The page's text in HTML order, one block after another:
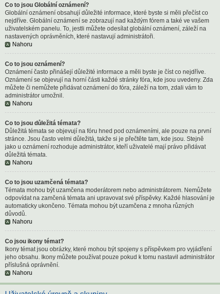
Co to jsou Globální oznámení?
Globální oznámení obsahují důležité informace, které byste si měli přečíst co
nejdříve. Globální oznámení se zobrazují nad každým fórem a také ve vašem
uživatelském panelu. To, jestli můžete odesílat globální oznámení, záleží na
nastavených oprávněních, které nastavují administrátoři.
Nahoru
Co to jsou oznámení?
Oznámení často přinášejí důležité informace a měli byste je číst co nejdříve.
Oznámení se objevují na horní části každé stránky fóra, kde jsou uvedeny. Zda
můžete či nemůžete přidávat oznámení do fóra, záleží na tom, zdali vám to
administrátor umožnil.
Nahoru
Co to jsou důležitá témata?
Důležitá témata se objevují na fóru hned pod oznámeními, ale pouze na první
stránce. Jsou často velmi důležitá, takže si je přečtěte tam, kde jsou. Stejně
jako u oznámení rozhoduje administrátor, kteří uživatelé mají právo přidávat
důležitá témata.
Nahoru
Co to jsou uzamčená témata?
Témata mohou být uzamčena moderátorem nebo administrátorem. Nemůžete
odpovídat na zamčená témata ani upravovat své příspěvky. Každé hlasování je
automaticky ukončeno. Témata mohou být uzamčena z mnoha různých
důvodů.
Nahoru
Co jsou ikony témat?
Ikony témat jsou obrázky, které mohou být spojeny s příspěvkem pro vyjádření
jeho obsahu. Ikony můžete používat pouze pokud k tomu nastavil administrátor
příslušná oprávnění.
Nahoru